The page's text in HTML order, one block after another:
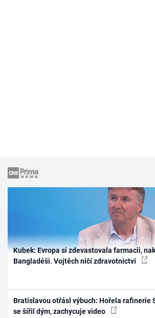
Kubek: Evropa si zdevastovala farmacii,
Bangladéši. Vojtěch ničí zdravotnictví
Bratislavou otřásl výbuch: Hořela rafinerie
se šířil dým, zachycuje video